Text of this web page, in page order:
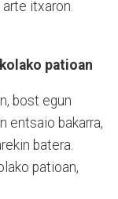
arte itxaron.
patioan
bost egun
entsaio bakarra,
batera.
patioan,